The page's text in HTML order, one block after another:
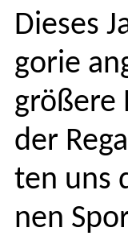
Dieses
gorie
größere
der
ten uns
nen